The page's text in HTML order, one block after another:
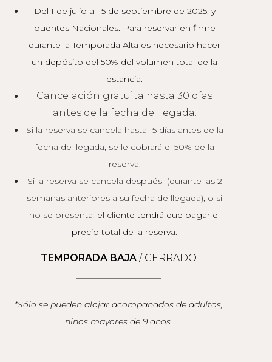
Del 1 de julio al 15 de septiembre de 2025, y
puentes Nacionales. Para reservar en firme
durante la Temporada Alta es necesario hacer
un depósito del 50% del volumen total de la
estancia.
Cancelación gratuita hasta 30 días
antes de la fecha de llegada.
Si la reserva se cancela hasta 15 días antes de la
fecha de llegada, se le cobrará el 50% de la
reserva.
Si la reserva se cancela después (durante las 2
semanas anteriores a su fecha de llegada), o si
no se presenta, el cliente tendrá que pagar el
precio total de la reserva.
TEMPORADA BAJA/ CERRADO
*Sólo se pueden alojar acompañados de adultos,
niños mayores de 9 años.